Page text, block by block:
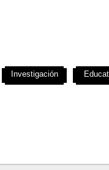
Investigación